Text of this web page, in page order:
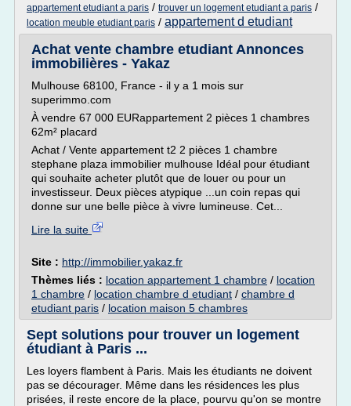
appartement etudiant a paris / trouver un logement etudiant a paris /
location meuble etudiant paris / appartement d etudiant
Achat vente chambre etudiant Annonces
immobilières - Yakaz
Mulhouse 68100, France - il y a 1 mois sur
superimmo.com
À vendre 67 000 EURappartement 2 pièces 1 chambres
62m² placard
Achat / Vente appartement t2 2 pièces 1 chambre
stephane plaza immobilier mulhouse Idéal pour étudiant
qui souhaite acheter plutôt que de louer ou pour un
investisseur. Deux pièces atypique ...un coin repas qui
donne sur une belle pièce à vivre lumineuse. Cet...
Lire la suite
Site : http://immobilier.yakaz.fr
Thèmes liés : location appartement 1 chambre / location
1 chambre / location chambre d etudiant / chambre d
etudiant paris / location maison 5 chambres
Sept solutions pour trouver un logement
étudiant à Paris ...
Les loyers flambent à Paris. Mais les étudiants ne doivent
pas se décourager. Même dans les résidences les plus
prisées, il reste encore de la place, pourvu qu'on se montre